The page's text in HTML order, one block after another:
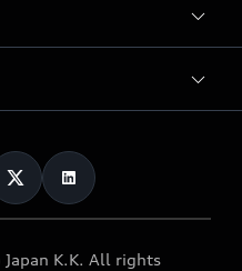
Japan K.K. All rights